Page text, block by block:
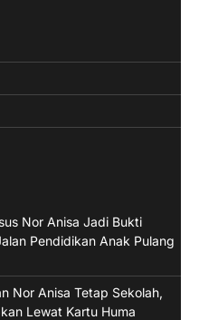
Nor Anisa Jadi Bukti
Pendidikan Anak Pulang
Nor Anisa Tetap Sekolah,
Lewat Kartu Huma